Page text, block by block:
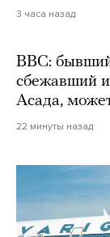
3 часа назад
BBC:
сбежавший
Асада,
22 минуты назад